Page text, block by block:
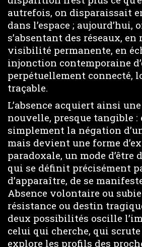
autrefois, on disparaissait
dans l’espace ; aujourd’hui,
s’absentant des réseaux,
visibilité permanente, en
injonction contemporaine
perpétuellement connecté,
traçable.
L’absence acquiert ainsi
nouvelle, presque tangible :
simplement la négation
mais devient une forme
paradoxale, un mode d’être
qui se définit précisément
d’apparaître, de se
Absence volontaire ou subie
résistance ou destin
deux possibilités oscille
celui qui cherche, qui
explore les profils des